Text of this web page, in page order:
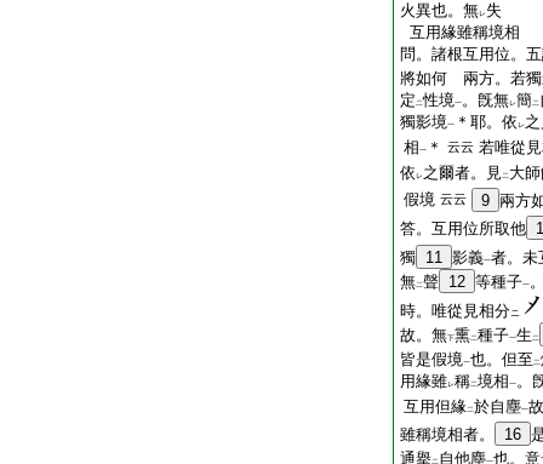
火異也。無レ失
互用緣雖稱境相
問。諸根互用位。
將如何 兩方。若獨
定 二性境一。旣無レ簡二
獨影境一 ＊耶。依 レ
相一 ＊ 云云 若唯從
依 レ之爾者。見二 大
假境 云云 9 兩方
答。互用位所取他
獨 11 影義一者。未
無二聲 12 等種子一
時。唯從見相分ニ
故。無下熏二種子一生 二
皆是假境一也。但至 二
用緣雖レ稱二境相一。
互用但緣二於自塵一
雖稱境相者。
16
通擧二 自他塵一也。